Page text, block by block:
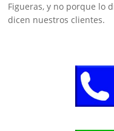
Figueras, y no porque lo
dicen nuestros clientes.